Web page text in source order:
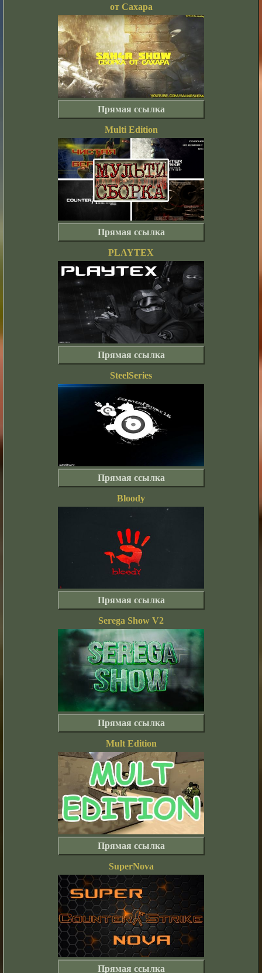
от Сахара
Прямая ссылка
Multi Edition
Прямая ссылка
PLAYTEX
Прямая ссылка
SteelSeries
Прямая ссылка
Bloody
Прямая ссылка
Serega Show V2
Прямая ссылка
Mult Edition
Прямая ссылка
SuperNova
Прямая ссылка